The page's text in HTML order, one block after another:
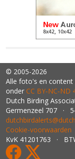
© 2005-2026
Alle foto's en content
onder CC BY‑NC‑ND
Dutch Birding
Germenzeel 707 ·
Cookie-voorwaarden
KvK 41201763 ·